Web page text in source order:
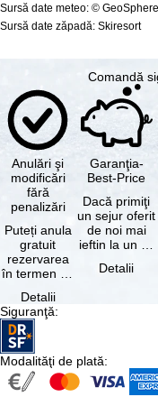
Sursă date meteo: ©
Sursă date zăpadă: Skiresort
Comandă
Anulări şi
modificări
fără
penalizări
Puteți anula
gratuit
rezervarea
în termen de
data
rezervării, …
Detalii
Garanţia-
Best-Price
Dacă primiţi
un sejur oferit
de noi mai
ieftin la un alt
cu aceleaşi …
Detalii
Siguranţă:
Modalităţi de plată: